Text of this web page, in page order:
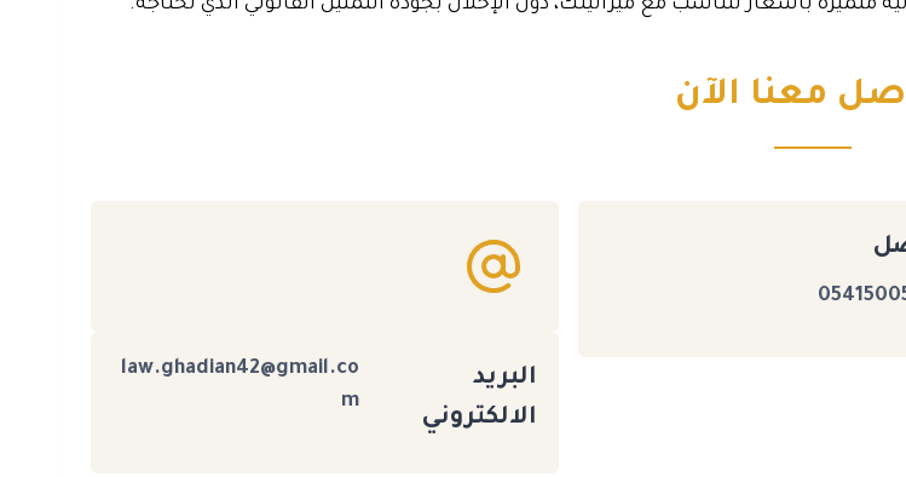
معنا الآن
البريد
الالكتروني
law.ghadian42@gmail.co
m